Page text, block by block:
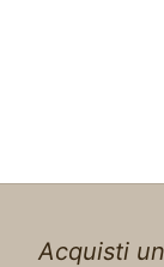
Acquisti